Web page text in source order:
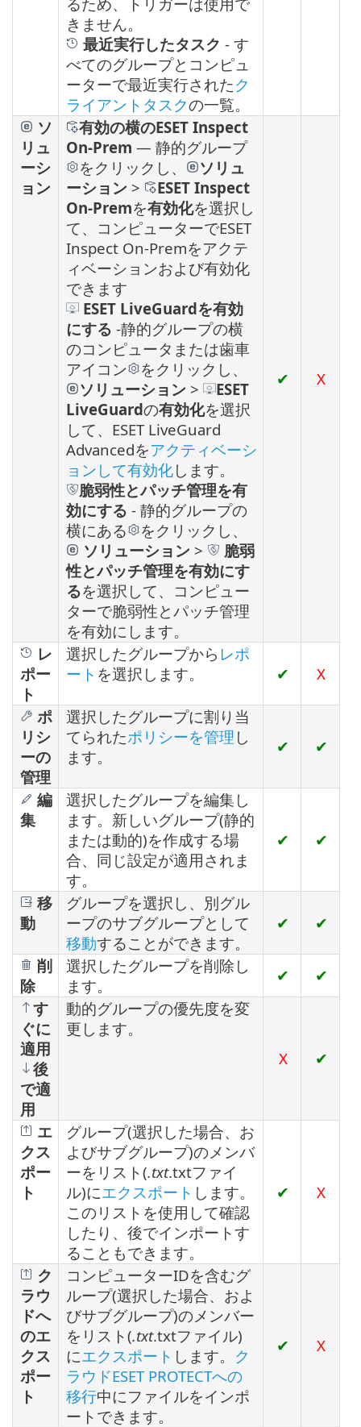
きません。
最近実行したタスク - す
べてのグループとコンピュ
ーターで最近実行されたク
ライアントタスクの一覧。
ソ
リュ
ーシ
ョン
有効の横のESET Inspect
On-Prem — 静的グループ
をクリックし、
ソリュ
ーション >
ESET Inspect
On-Premを有効化を選択し
て、コンピューターでESET
Inspect On-Premをアクテ
ィベーションおよび有効化
できます
ESET LiveGuardを有効
にする -静的グループの横
のコンピュータまたは歯車
アイコン
をクリックし、
ソリューション >
ESET
LiveGuardの有効化を選択
して、ESET LiveGuard
Advancedをアクティベーシ
ョンして有効化します。
脆弱性とパッチ管理を有
効にする - 静的グループの
横にある
をクリックし、
ソリューション >
脆弱
性とパッチ管理を有効にす
るを選択して、コンピュー
ターで脆弱性とパッチ管理
を有効にします。
✔ X
レ
ポー
ト
選択したグループから レポ
ート を選択します。 ✔ X
ポ
リシ
ーの
管理
選択したグループに割り当
てられたポリシーを管理 し
ます。
✔ ✔
編
集
選択したグループを編集し
ます。新しいグループ(静的
または動的)を作成する場
合、同じ設定が適用されま
す。
✔ ✔
移
動
グループを選択し、別グル
ープのサブグループとして
移動することができます。
✔ ✔
削
除
選択したグループを削除し
ます。
✔
✔
す
ぐに
適用
後
で適
用
動的グループの優先度を変
更します。
X
✔
エ
クス
ポー
ト
グループ(選択した場合、お
よびサブグループ)のメンバ
ーをリスト(.txt.txtファイ
ル)にエクスポート します。
このリストを使用して確認
したり、後でインポートす
ることもできます。
✔ X
ク
ラウ
ドへ
のエ
クス
ポー
ト
コンピューターIDを含むグ
ループ(選択した場合、およ
びサブグループ)のメンバー
をリスト(.txt.txtファイル)
にエクスポート します。 ク
ラウドESET PROTECTへの
移行中にファイルをインポ
ートできます。
✔ X